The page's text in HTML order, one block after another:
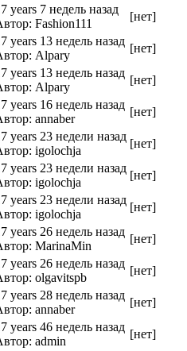
years 7 недель назад
Fashion111
[нет]
years 13 недель назад
Alpary
[нет]
years 13 недель назад
Alpary
[нет]
years 16 недель назад
annaber
[нет]
years 23 недели назад
igolochja
[нет]
years 23 недели назад
igolochja
[нет]
years 23 недели назад
igolochja
[нет]
years 26 недель назад
MarinaMin
[нет]
years 26 недель назад
olgavitspb
[нет]
years 28 недель назад
annaber
[нет]
years 46 недель назад
admin
[нет]